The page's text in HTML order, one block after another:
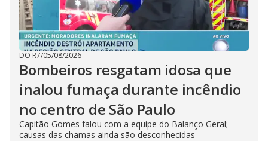
DO R7/05/08/2026
Bombeiros resgatam idosa que
inalou fumaça durante incêndio
no centro de São Paulo
Capitão Gomes falou com a equipe do Balanço Geral;
causas das chamas ainda são desconhecidas